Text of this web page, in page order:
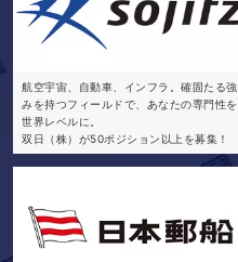
航空宇宙、自動車、インフラ。確固たる強
みを持つフィールドで、あなたの専門性を
世界レベルに。
双日（株）が50ポジション以上を募集！